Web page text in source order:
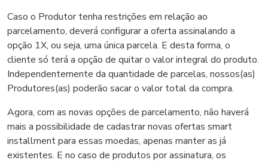
Caso o Produtor tenha restrições em relação ao
parcelamento, deverá configurar a oferta assinalando a
opção 1X, ou seja, uma única parcela. E desta forma, o
cliente só terá a opção de quitar o valor integral do produto.
Independentemente da quantidade de parcelas, nossos(as)
Produtores(as) poderão sacar o valor total da compra.
Agora, com as novas opções de parcelamento, não haverá
mais a possibilidade de cadastrar novas ofertas smart
installment para essas moedas, apenas manter as já
existentes. E no caso de produtos por assinatura, os